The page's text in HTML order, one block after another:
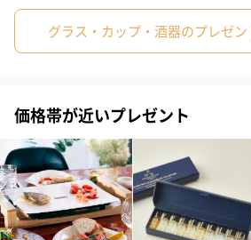
テーブルスプーン/21.3cm
テーブルフォーク/21.5cm
重量
【ビアベッセル ＜ペア＞】
【ビアベッセル ナイト Ｓ ＜
【ビアベッセル ナイト Ｌ ＜
146g
特記事項
【ビアベッセル 】
食洗機対応
※ 推奨温水設定 70℃以下
グラス・カップ・酒器のプレゼ
価格帯が近いプレゼント